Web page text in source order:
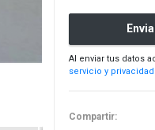
Al enviar tus datos
servicio y privacidad
Compartir: